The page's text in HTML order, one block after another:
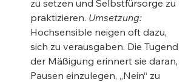
zu setzen und Selbstfürsorge zu
praktizieren. Umsetzung:
Hochsensible neigen oft dazu,
sich zu verausgaben. Die Tugend
der Mäßigung erinnert sie daran,
Pausen einzulegen, „Nein“ zu